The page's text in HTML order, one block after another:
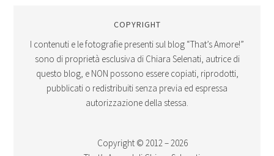
COPYRIGHT
I contenuti e le fotografie presenti sul blog “That’s Amore!”
sono di proprietà esclusiva di Chiara Selenati, autrice di
questo blog, e NON possono essere copiati, riprodotti,
pubblicati o redistribuiti senza previa ed espressa
autorizzazione della stessa.
Copyright © 2012 – 2026